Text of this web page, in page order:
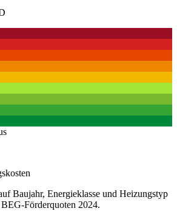
Baujahr, Energieklasse und Heizungstyp
Förderquoten 2024.